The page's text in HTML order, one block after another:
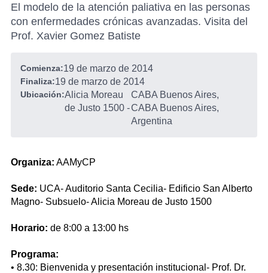
El modelo de la atención paliativa en las personas
con enfermedades crónicas avanzadas. Visita del
Prof. Xavier Gomez Batiste
Comienza:19 de marzo de 2014
Finaliza:19 de marzo de 2014
Ubicación:Alicia Moreau
de Justo 1500 -
CABA Buenos Aires,
CABA Buenos Aires,
Argentina
Organiza: AAMyCP
Sede: UCA- Auditorio Santa Cecilia- Edificio San Alberto
Magno- Subsuelo- Alicia Moreau de Justo 1500
Horario: de 8:00 a 13:00 hs
Programa:
• 8.30: Bienvenida y presentación institucional- Prof. Dr.